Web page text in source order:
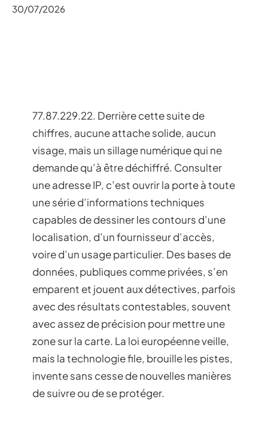
30/07/2026
77.87.229.22. Derrière cette suite de
chiffres, aucune attache solide, aucun
visage, mais un sillage numérique qui ne
demande qu’à être déchiffré. Consulter
une adresse IP, c’est ouvrir la porte à toute
une série d’informations techniques
capables de dessiner les contours d’une
localisation, d’un fournisseur d’accès,
voire d’un usage particulier. Des bases de
données, publiques comme privées, s’en
emparent et jouent aux détectives, parfois
avec des résultats contestables, souvent
avec assez de précision pour mettre une
zone sur la carte. La loi européenne veille,
mais la technologie file, brouille les pistes,
invente sans cesse de nouvelles manières
de suivre ou de se protéger.